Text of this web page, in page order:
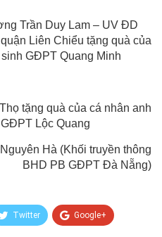
Trần Duy Lam – UV ĐD
Liên Chiểu tặng quà của
GĐPT Quang Minh
tặng quà của cá nhân anh
Lộc Quang
Hà (Khối truyền thông
BHD PB GĐPT Đà Nẵng)
Twitter Google+